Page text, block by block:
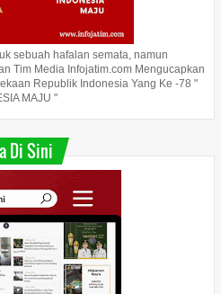
sebuah hafalan semata, namun
Tim Media Infojatim.com Mengucapkan
Republik Indonesia Yang Ke -78 "
MAJU "
Di Sini